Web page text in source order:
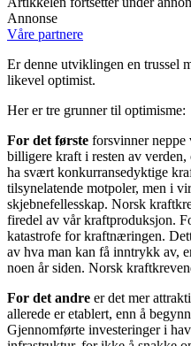
Annonse
Våre partnere
Er denne utviklingen en trussel
likevel optimist.
Her er tre grunner til optimisme:
For det første forsvinner neppe
billigere kraft i resten av
ha svært konkurransedyktige
tilsynelatende motpoler, men i
skjebnefellesskap. Norsk
firedel av vår kraftproduksjon.
katastrofe for kraftnæringen.
av hva man kan få inntrykk av,
noen år siden. Norsk
For det andre er det mer
allerede er etablert, enn å
Gjennomførte investeringer i